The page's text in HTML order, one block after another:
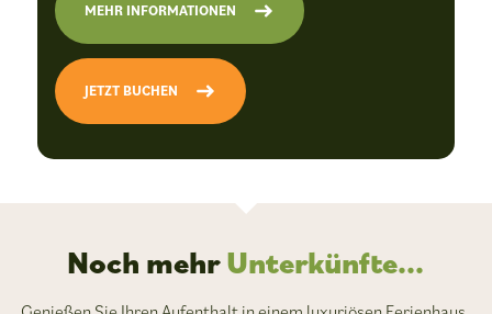
MEHR INFORMATIONEN
JETZT BUCHEN
Noch mehrUnterkünfte...